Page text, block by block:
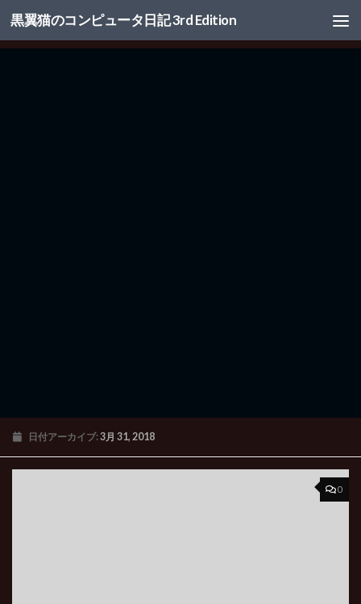
コンテンツへスキップ
黒翼猫のコンピュータ日記 3rd Edition
日付アーカイブ:3月 31, 2018
0